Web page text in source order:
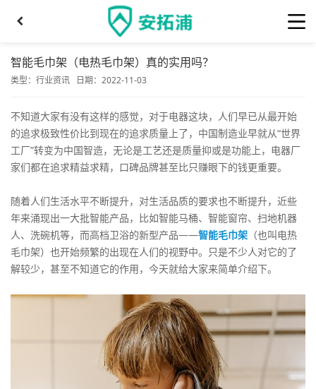
智能毛巾架（电热毛巾架）真的实用吗？
类型： 行业资讯 日期：2022-11-03
不知道大家有没有这样的感觉，对于电器这块，人们早已从最开始
的追求极致性价比到现在的追求质量上了，中国制造业早就从“世界
工厂”转变为中国智造，无论是工艺还是质量抑或是功能上，电器厂
家们都在追求精益求精，口碑品牌甚至比只赚眼下的钱更重要。
随着人们生活水平不断提升，对生活品质的要求也不断提升，近些
年来涌现出一大批智能产品，比如智能马桶、智能窗帘、扫地机器
人、洗碗机等，而高档卫浴的新型产品——智能毛巾架 （也叫电热
毛巾架）也开始频繁的出现在人们的视野中。只是不少人对它的了
解较少，甚至不知道它的作用，今天就给大家来简单介绍下。